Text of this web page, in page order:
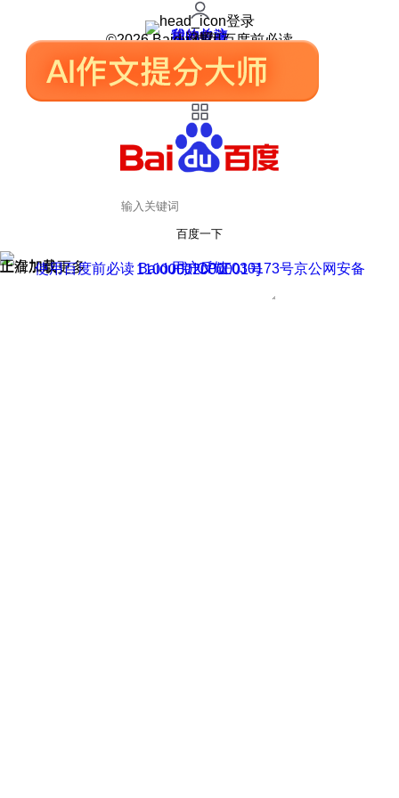
登录
我的关注
我的收藏
皮肤中心
用户反馈
设置
©2026 Baidu 使用百度前必读
百度一下
正在加载
上滑加载更多 用户反馈
使用百度前必读 Baidu 京ICP证030173号
京公网安备11000002000001号